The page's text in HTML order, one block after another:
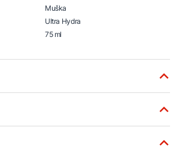
Muška
Ultra Hydra
75 ml